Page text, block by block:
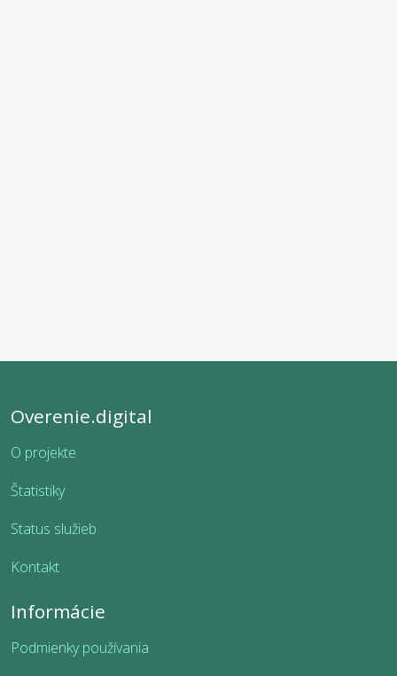
Overenie.digital
O projekte
Štatistiky
Status služieb
Kontakt
Informácie
Podmienky používania